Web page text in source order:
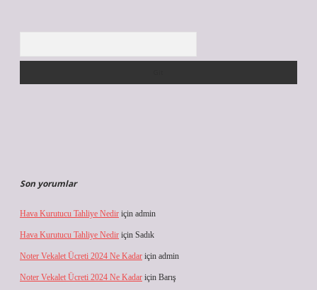
Son yorumlar
Hava Kurutucu Tahliye Nedir için admin
Hava Kurutucu Tahliye Nedir için Sadık
Noter Vekalet Ücreti 2024 Ne Kadar için admin
Noter Vekalet Ücreti 2024 Ne Kadar için Barış